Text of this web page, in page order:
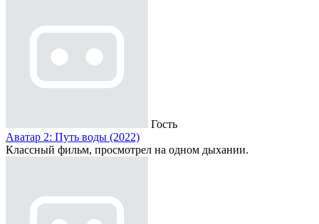
Гость
Аватар 2: Путь воды (2022)
Классный фильм, просмотрел на одном дыхании.